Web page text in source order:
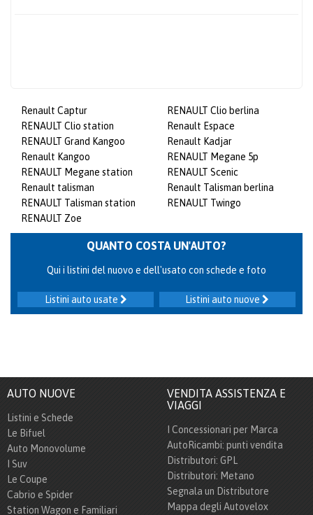
Renault Captur
RENAULT Clio berlina
RENAULT Clio station
Renault Espace
RENAULT Grand Kangoo
Renault Kadjar
Renault Kangoo
RENAULT Megane 5p
RENAULT Megane station
RENAULT Scenic
Renault talisman
Renault Talisman berlina
RENAULT Talisman station
RENAULT Twingo
RENAULT Zoe
QUANTO COSTA UN'AUTO?
Qui i listini del nuovo e dell'usato con schede e foto
Listini auto nuove
Listini auto usate
AUTO NUOVE
Listini e Schede
Le Bifuel
Auto Monovolume
I Suv
Le Coupe
Cabrio e Spider
Station Wagon e Familiari
VENDITA ASSISTENZA E
VIAGGI
I Concessionari per Marca
AutoRicambi: punti vendita
Distributori: GPL
Distributori: Metano
Segnala un Distributore
Mappa degli Autovelox